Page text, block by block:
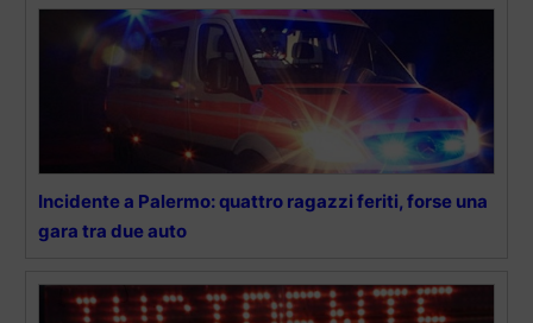
Incidente a Palermo: quattro ragazzi feriti, forse una
gara tra due auto